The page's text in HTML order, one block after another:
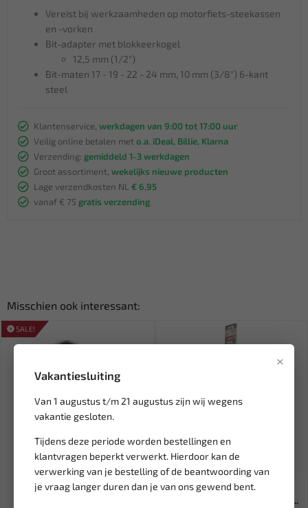
×
Vakantiesluiting
Van 1 augustus t/m 21 augustus zijn wij wegens
vakantie gesloten.
Tijdens deze periode worden bestellingen en
klantvragen beperkt verwerkt. Hierdoor kan de
verwerking van je bestelling of de beantwoording van
je vraag langer duren dan je van ons gewend bent.
Vereist bij werkzaamheden op motorfiets-steekassen
en -vorken
Bit-adapter met blokkeerkogel
12,5 mm (1/2")
Bit-maten 17 - 19 - 22 - 24 mm, 10 mm (3/8") 6-kant
steel
Klantenservice, werkdagen van 9:00 tot 17:00 uur
Veilig online betalen met o.a. iDeal, Billie, Klarna
Verzending: gemiddeld 1-3 werkdagen
Groot assortiment, wekelijks nieuwe producten
Lage verzendkosten NL € 6,95
vanaf € 75 gratis verzending
Misschien ook interessant:
SALE!
BGS 1/4" Luchtkoppeling
BOSCH SDS-Top Betonboor
14mm x 400/500 lang - gesc...